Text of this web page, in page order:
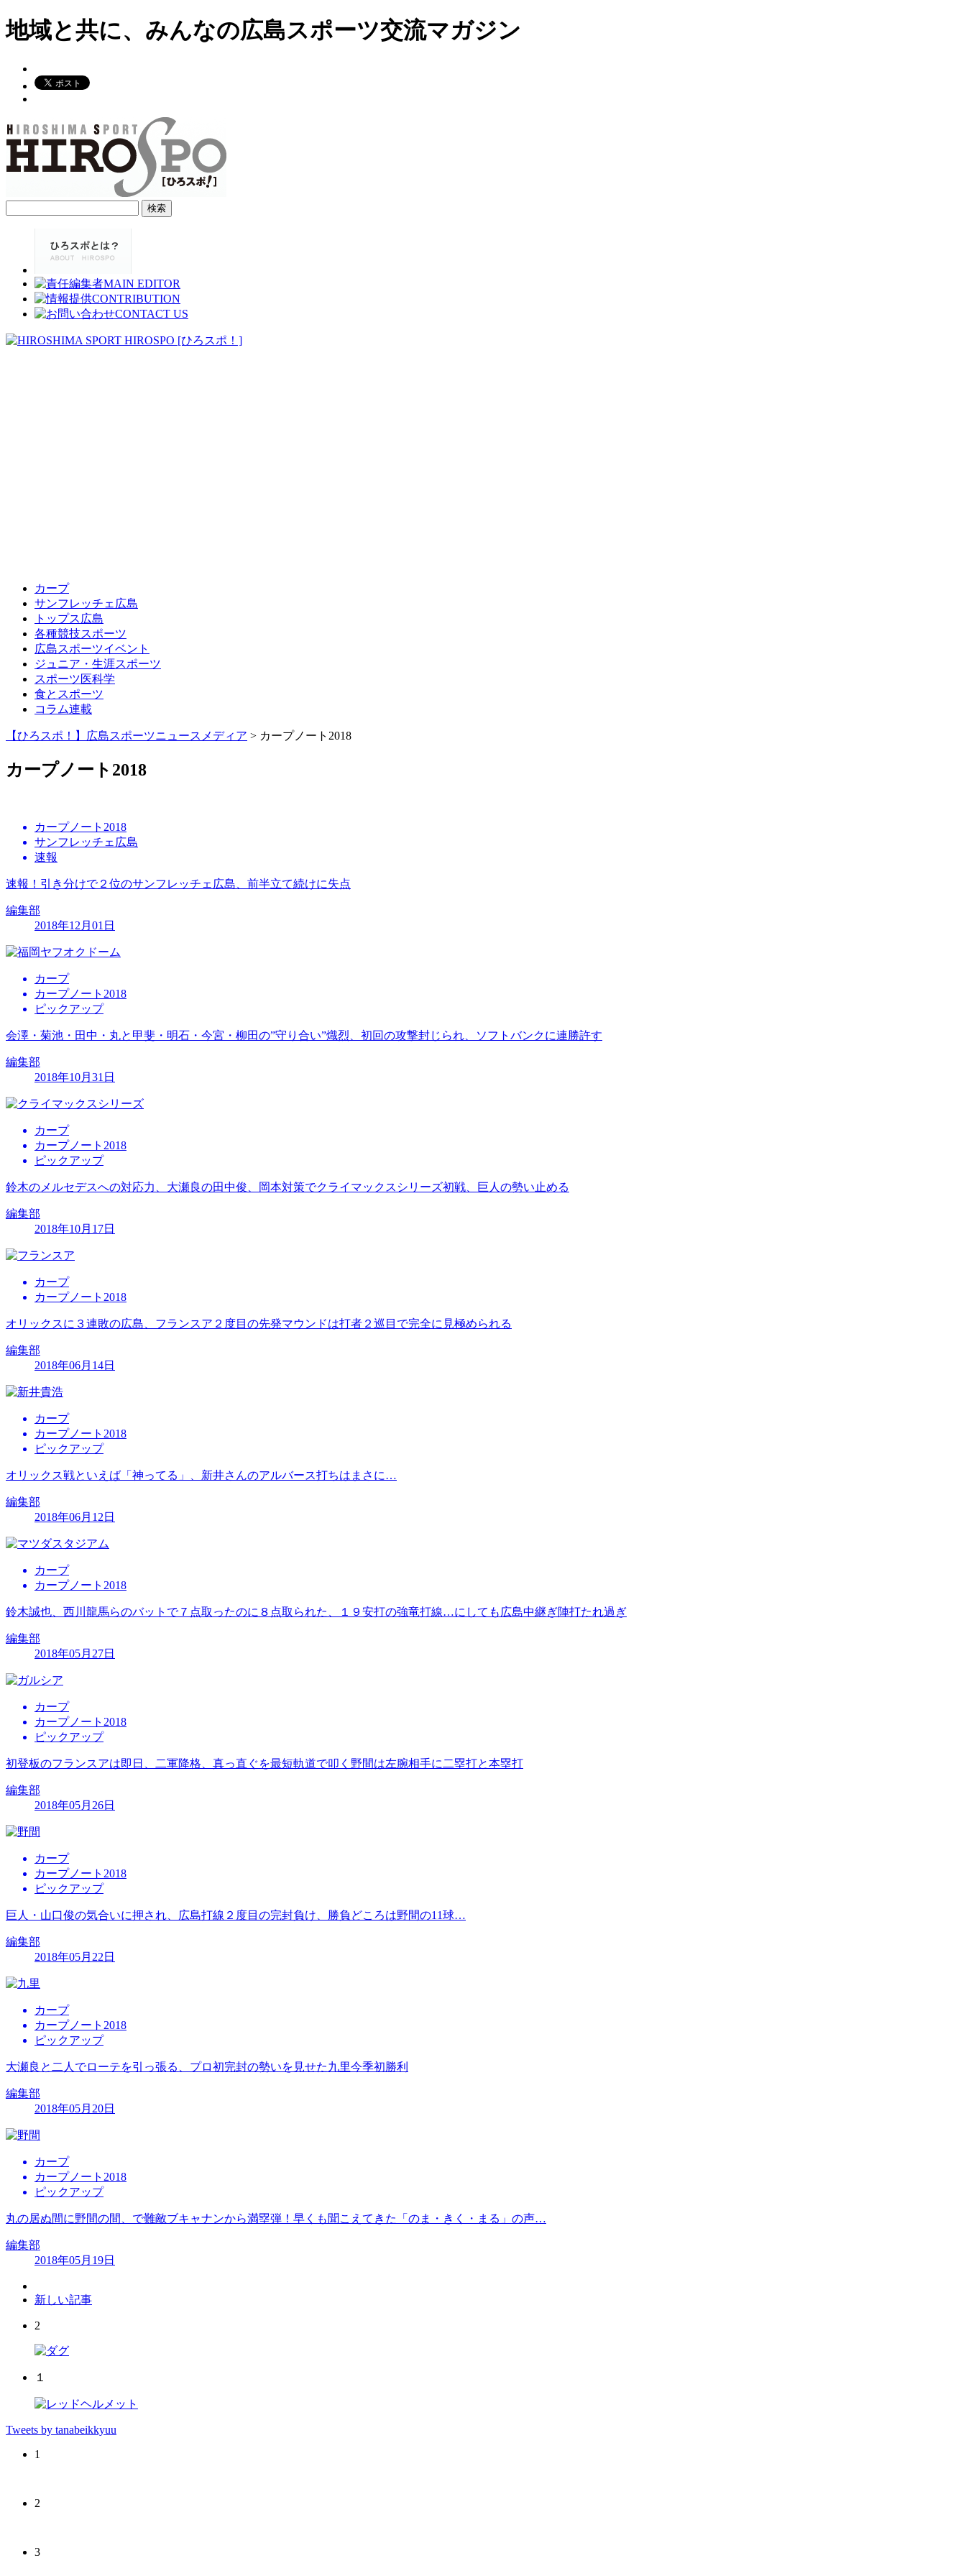
地域と共に、みんなの広島スポーツ交流マガジン
カープ
サンフレッチェ広島
トップス広島
各種競技スポーツ
広島スポーツイベント
ジュニア・生涯スポーツ
スポーツ医科学
食とスポーツ
コラム連載
【ひろスポ！】広島スポーツニュースメディア > カープノート2018
カープノート2018
カープノート2018
サンフレッチェ広島
速報
速報！引き分けで２位のサンフレッチェ広島、前半立て続けに失点
編集部
2018年12月01日
カープ
カープノート2018
ピックアップ
会澤・菊池・田中・丸と甲斐・明石・今宮・柳田の”守り合い”熾烈、初回の攻撃封じられ、ソフトバンクに連勝許す
編集部
2018年10月31日
カープ
カープノート2018
ピックアップ
鈴木のメルセデスへの対応力、大瀬良の田中俊、岡本対策でクライマックスシリーズ初戦、巨人の勢い止める
編集部
2018年10月17日
カープ
カープノート2018
オリックスに３連敗の広島、フランスア２度目の先発マウンドは打者２巡目で完全に見極められる
編集部
2018年06月14日
カープ
カープノート2018
ピックアップ
オリックス戦といえば「神ってる」、新井さんのアルバース打ちはまさに…
編集部
2018年06月12日
カープ
カープノート2018
鈴木誠也、西川龍馬らのバットで７点取ったのに８点取られた、１９安打の強竜打線…にしても広島中継ぎ陣打たれ過ぎ
編集部
2018年05月27日
カープ
カープノート2018
ピックアップ
初登板のフランスアは即日、二軍降格、真っ直ぐを最短軌道で叩く野間は左腕相手に二塁打と本塁打
編集部
2018年05月26日
カープ
カープノート2018
ピックアップ
巨人・山口俊の気合いに押され、広島打線２度目の完封負け、勝負どころは野間の11球…
編集部
2018年05月22日
カープ
カープノート2018
ピックアップ
大瀬良と二人でローテを引っ張る、プロ初完封の勢いを見せた九里今季初勝利
編集部
2018年05月20日
カープ
カープノート2018
ピックアップ
丸の居ぬ間に野間の間、で難敵ブキャナンから満塁弾！早くも聞こえてきた「のま・きく・まる」の声…
編集部
2018年05月19日
新しい記事
2
１
Tweets by tanabeikkyuu
1
2
3